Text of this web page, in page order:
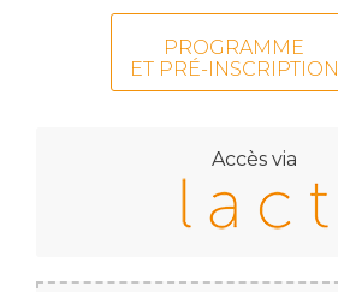
PROGRAMME
ET PRÉ-INSCRIPTION
Accès via